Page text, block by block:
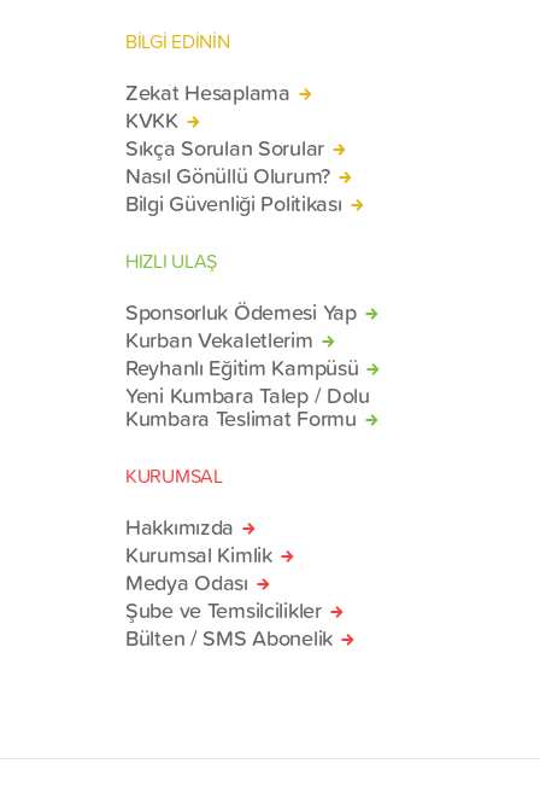
BİLGİ EDİNİN
Zekat Hesaplama
KVKK
Sıkça Sorulan Sorular
Nasıl Gönüllü Olurum?
Bilgi Güvenliği Politikası
HIZLI ULAŞ
Sponsorluk Ödemesi Yap
Kurban Vekaletlerim
Reyhanlı Eğitim Kampüsü
Yeni Kumbara Talep / Dolu
Kumbara Teslimat Formu
KURUMSAL
Hakkımızda
Kurumsal Kimlik
Medya Odası
Şube ve Temsilcilikler
Bülten / SMS Abonelik